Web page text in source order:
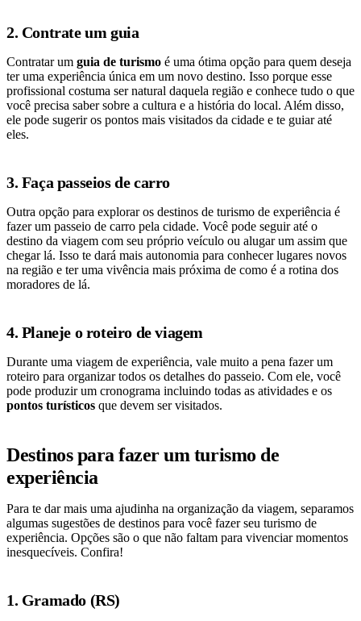
2. Contrate um guia
Contratar um guia de turismo é uma ótima opção para quem deseja
ter uma experiência única em um novo destino. Isso porque esse
profissional costuma ser natural daquela região e conhece tudo o que
você precisa saber sobre a cultura e a história do local. Além disso,
ele pode sugerir os pontos mais visitados da cidade e te guiar até
eles.
3. Faça passeios de carro
Outra opção para explorar os destinos de turismo de experiência é
fazer um passeio de carro pela cidade. Você pode seguir até o
destino da viagem com seu próprio veículo ou alugar um assim que
chegar lá. Isso te dará mais autonomia para conhecer lugares novos
na região e ter uma vivência mais próxima de como é a rotina dos
moradores de lá.
4. Planeje o roteiro de viagem
Durante uma viagem de experiência, vale muito a pena fazer um
roteiro para organizar todos os detalhes do passeio. Com ele, você
pode produzir um cronograma incluindo todas as atividades e os
pontos turísticos que devem ser visitados.
Destinos para fazer um turismo de
experiência
Para te dar mais uma ajudinha na organização da viagem, separamos
algumas sugestões de destinos para você fazer seu turismo de
experiência. Opções são o que não faltam para vivenciar momentos
inesquecíveis. Confira!
1. Gramado (RS)